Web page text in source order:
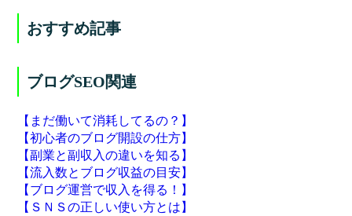
おすすめ記事
ブログSEO関連
【まだ働いて消耗してるの？】
【初心者のブログ開設の仕方】
【副業と副収入の違いを知る】
【流入数とブログ収益の目安】
【ブログ運営で収入を得る！】
【ＳＮＳの正しい使い方とは】